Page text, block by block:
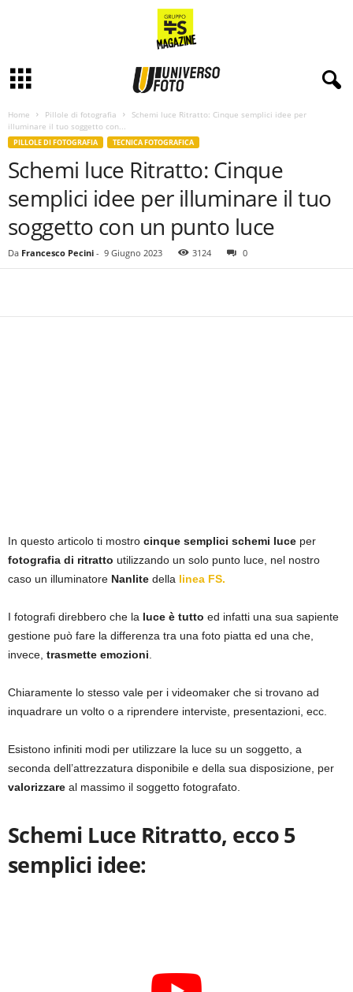
Home Pillole di fotografia
Schemi luce Ritratto: Cinque semplici idee per
illuminare il tuo soggetto con...
PILLOLE DI FOTOGRAFIA TECNICA FOTOGRAFICA
Schemi luce Ritratto: Cinque
semplici idee per illuminare il tuo
soggetto con un punto luce
Da Francesco Pecini - 9 Giugno 2023 3124 0
In questo articolo ti mostro cinque semplici schemi luce per
fotografia di ritratto utilizzando un solo punto luce, nel nostro
caso un illuminatore Nanlite della linea FS.
I fotografi direbbero che la luce è tutto ed infatti una sua sapiente
gestione può fare la differenza tra una foto piatta ed una che,
invece, trasmette emozioni.
Chiaramente lo stesso vale per i videomaker che si trovano ad
inquadrare un volto o a riprendere interviste, presentazioni, ecc.
Esistono infiniti modi per utilizzare la luce su un soggetto, a
seconda dell’attrezzatura disponibile e della sua disposizione, per
valorizzare al massimo il soggetto fotografato.
Schemi Luce Ritratto, ecco 5
semplici idee: